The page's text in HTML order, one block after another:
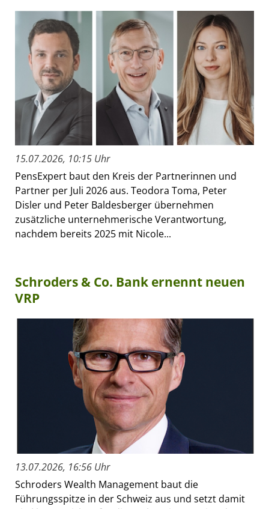
15.07.2026, 10:15 Uhr
PensExpert baut den Kreis der Partnerinnen und
Partner per Juli 2026 aus. Teodora Toma, Peter
Disler und Peter Baldesberger übernehmen
zusätzliche unternehmerische Verantwortung,
nachdem bereits 2025 mit Nicole...
Schroders & Co. Bank ernennt neuen
VRP
13.07.2026, 16:56 Uhr
Schroders Wealth Management baut die
Führungsspitze in der Schweiz aus und setzt damit